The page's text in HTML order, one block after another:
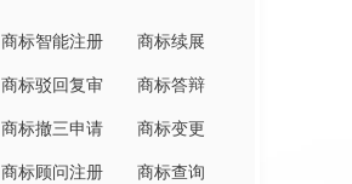
商标智能注册
商标续展
商标驳回复审
商标答辩
商标撤三申请
商标变更
商标顾问注册
商标查询